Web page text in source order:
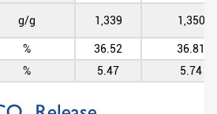
g/g 1,339 1,350
% 36.52
36.81
% 5.47 5.74